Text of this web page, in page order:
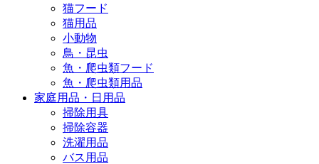
猫フード
猫用品
小動物
鳥・昆虫
魚・爬虫類フード
魚・爬虫類用品
家庭用品・日用品
掃除用具
掃除容器
洗濯用品
バス用品